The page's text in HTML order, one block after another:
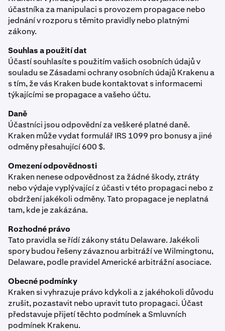
účastníka za manipulaci s provozem propagace nebo
jednání v rozporu s těmito pravidly nebo platnými
zákony.
Souhlas a použití dat
Účastí souhlasíte s použitím vašich osobních údajů v
souladu se Zásadami ochrany osobních údajů Krakenu a
s tím, že vás Kraken bude kontaktovat s informacemi
týkajícími se propagace a vašeho účtu.
Daně
Účastníci jsou odpovědní za veškeré platné daně.
Kraken může vydat formulář IRS 1099 pro bonusy a jiné
odměny přesahující 600 $.
Omezení odpovědnosti
Kraken nenese odpovědnost za žádné škody, ztráty
nebo výdaje vyplývající z účasti v této propagaci nebo z
obdržení jakékoli odměny. Tato propagace je neplatná
tam, kde je zakázána.
Rozhodné právo
Tato pravidla se řídí zákony státu Delaware. Jakékoli
spory budou řešeny závaznou arbitráží ve Wilmingtonu,
Delaware, podle pravidel Americké arbitrážní asociace.
Obecné podmínky
Kraken si vyhrazuje právo kdykoli a z jakéhokoli důvodu
zrušit, pozastavit nebo upravit tuto propagaci. Účast
představuje přijetí těchto podmínek a Smluvních
podmínek Krakenu.